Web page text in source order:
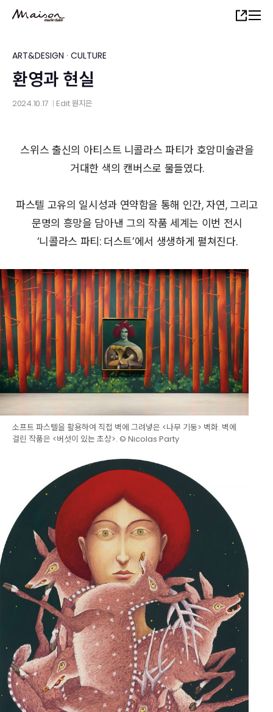
content
Share
ART&DESIGN · CULTURE
환영과 현실
2024.10.17 Edit원지은
스위스 출신의 아티스트 니콜라스 파티가 호암미술관을
거대한 색의 캔버스로 물들였다.
파스텔 고유의 일시성과 연약함을 통해 인간, 자연, 그리고
문명의 흥망을 담아낸 그의 작품 세계는 이번 전시
‘니콜라스 파티: 더스트’에서 생생하게 펼쳐진다.
소프트 파스텔을 활용하여 직접 벽에 그려넣은 <나무 기둥> 벽화. 벽에
걸린 작품은 <버섯이 있는 초상>. © Nicolas Party